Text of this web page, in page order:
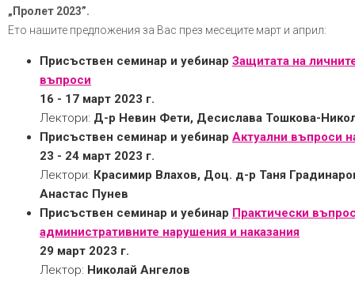
„Пролет 2023”.
Ето нашите предложения за Вас през месеците март и април:
Присъствен семинар и уебинар Защитата на
въпроси
16 - 17 март 2023 г.
Лектори: Д-р Невин Фети, Десислава Тошкова-
Присъствен семинар и уебинар Актуални въпроси
23 - 24 март 2023 г.
Лектори: Красимир Влахов, Доц. д-р Таня
Анастас Пунев
Присъствен семинар и уебинар Практически
административните нарушения и наказания
29 март 2023 г.
Лектор: Николай Ангелов